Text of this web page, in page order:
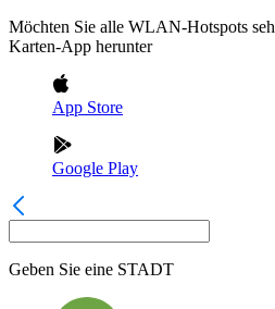
Möchten Sie alle WLAN-Hotspots
Karten-App herunter
App Store
Google Play
Geben Sie eine STADT